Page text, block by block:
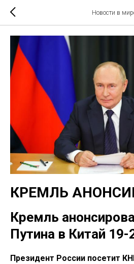
Новости в
КРЕМЛЬ
Кремль
Путина в Китай 19-
Президент России посетит